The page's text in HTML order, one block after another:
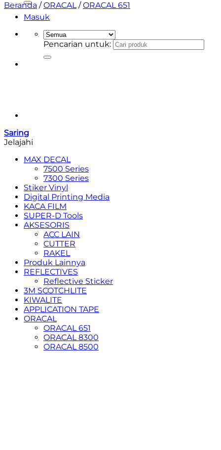
Masuk
Pencarian untuk:
Beranda / ORACAL / ORACAL 651
Saring
Jelajahi
MAX DECAL
7500 Series
7300 Series
Stiker Vinyl
Digital Printing Media
KACA FILM
SUPER-D Tools
AKSESORIS
ACC LAIN
CUTTER
RAKEL
Produk Lainnya
REFLECTIVES
Reflective Sticker
3M SCOTCHLITE
KIWALITE
APPLICATION TAPE
ORACAL
ORACAL 651
ORACAL 8300
ORACAL 8500